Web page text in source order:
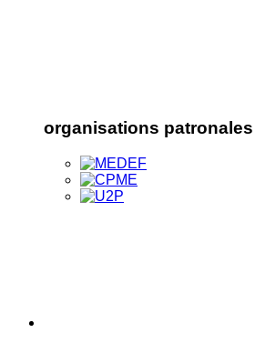
organisations patronales